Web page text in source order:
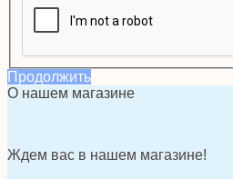
Продолжить
О нашем магазине
Ждем вас в нашем магазине!